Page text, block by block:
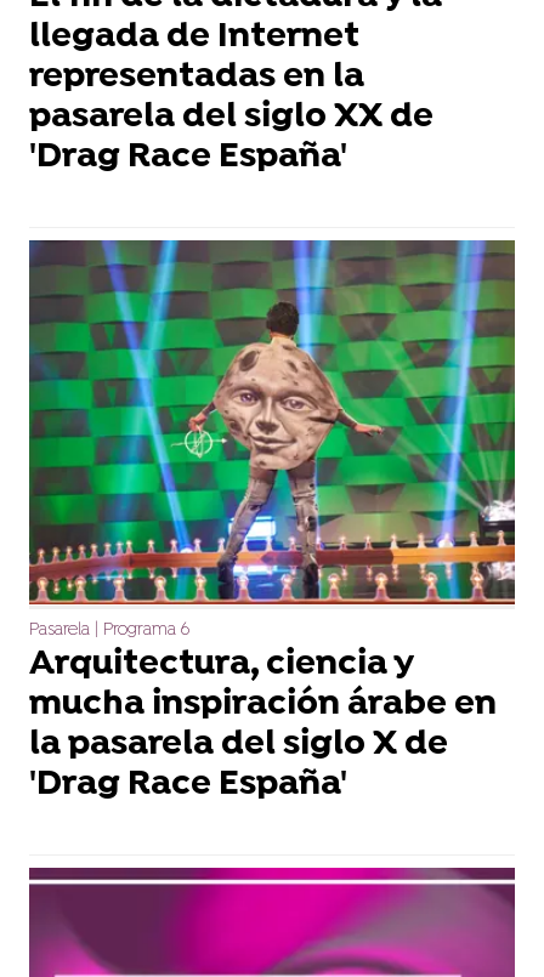
llegada de Internet
representadas en la
pasarela del siglo XX de
'Drag Race España'
Pasarela | Programa 6
Arquitectura, ciencia y
mucha inspiración árabe en
la pasarela del siglo X de
'Drag Race España'